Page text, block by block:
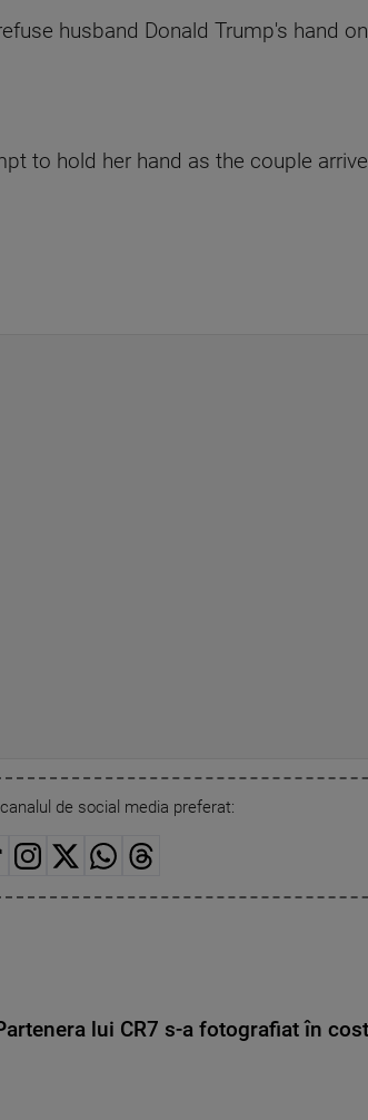
husband Donald Trump's hand
to hold her hand as the couple
de social media preferat:
lui CR7 s-a fotografiat în